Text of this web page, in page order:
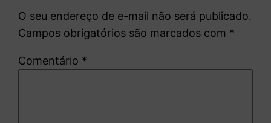
O seu endereço de e-mail não será publicado.
Campos obrigatórios são marcados com *
Comentário *